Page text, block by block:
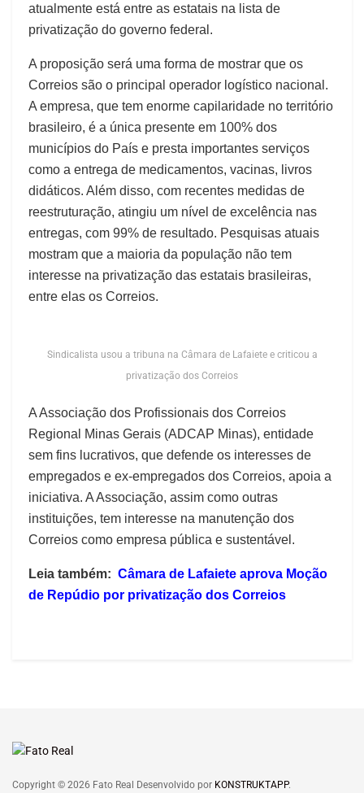
atualmente está entre as estatais na lista de
privatização do governo federal.
A proposição será uma forma de mostrar que os
Correios são o principal operador logístico nacional.
A empresa, que tem enorme capilaridade no território
brasileiro, é a única presente em 100% dos
municípios do País e presta importantes serviços
como a entrega de medicamentos, vacinas, livros
didáticos. Além disso, com recentes medidas de
reestruturação, atingiu um nível de excelência nas
entregas, com 99% de resultado. Pesquisas atuais
mostram que a maioria da população não tem
interesse na privatização das estatais brasileiras,
entre elas os Correios.
Sindicalista usou a tribuna na Câmara de Lafaiete e criticou a
privatização dos Correios
A Associação dos Profissionais dos Correios
Regional Minas Gerais (ADCAP Minas), entidade
sem fins lucrativos, que defende os interesses de
empregados e ex-empregados dos Correios, apoia a
iniciativa. A Associação, assim como outras
instituições, tem interesse na manutenção dos
Correios como empresa pública e sustentável.
Leia também: Câmara de Lafaiete aprova Moção
de Repúdio por privatização dos Correios
Copyright © 2026 Fato Real Desenvolvido por KONSTRUKTAPP.